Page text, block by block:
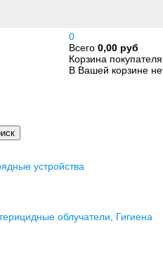
0
Всего 0,00 руб
Корзина покупателя
В Вашей корзине
устройства
облучатели, Гигиена